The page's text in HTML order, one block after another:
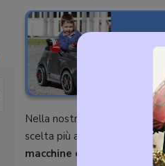
Nella nostra guida
scelta più adatta alle vostre
macchine elettriche per